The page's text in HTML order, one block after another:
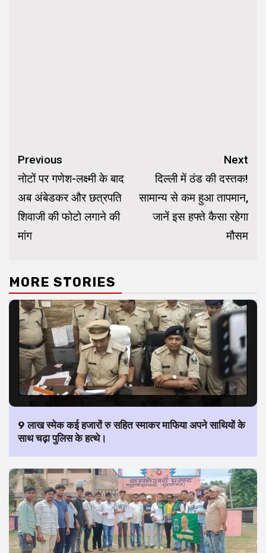
Continue
Reading
Previous
नोटों पर गणेश-लक्ष्मी के बाद
अब अंबेडकर और छत्रपति
शिवाजी की फोटो लगाने की
मांग
Next
दिल्ली में ठंड की दस्तक!
सामान्य से कम हुआ तापमान,
जानें इस हफ्ते कैसा रहेगा
मौसम
MORE STORIES
9 लाख स्मेक कई हजारों रु सहित स्माकर माफिया अपने साथियों के
साथ चढ़ा पुलिस के हत्थे।